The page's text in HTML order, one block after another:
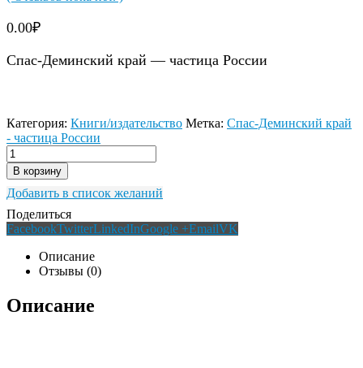
0.00₽
Спас-Деминский край — частица России
Категория: Книги/издательство Метка: Спас-Деминский край
- частица России
В корзину
Добавить в список желаний
Поделиться
FacebookTwitterLinkedInGoogle +EmailVK
Описание
Отзывы (0)
Описание